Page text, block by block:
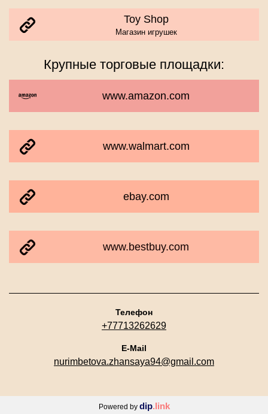
Toy Shop
Магазин игрушек
Крупные торговые площадки:
www.amazon.com
www.walmart.com
ebay.com
www.bestbuy.com
Телефон
+77713262629
E-Mail
nurimbetova.zhansaya94@gmail.com
Powered by dip.link